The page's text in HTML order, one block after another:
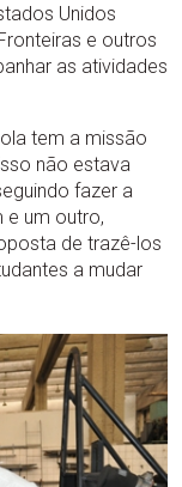
Unidos
e outros
as atividades
tem a missão
não estava
fazer a
e um outro,
de trazê-los
a mudar